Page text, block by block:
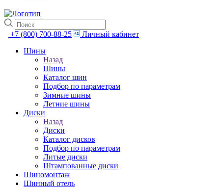
+7 (800) 700-88-25
Личный кабинет
Шины
Назад
Шины
Каталог шин
Подбор по параметрам
Зимние шины
Летние шины
Диски
Назад
Диски
Каталог дисков
Подбор по параметрам
Литые диски
Штампованные диски
Шиномонтаж
Шинный отель